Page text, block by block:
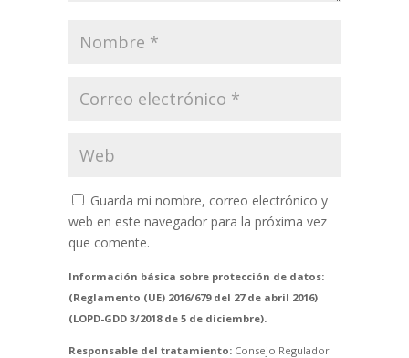
Guarda mi nombre, correo electrónico y
web en este navegador para la próxima vez
que comente.
Información básica sobre protección de datos:
(Reglamento (UE) 2016/679 del 27 de abril 2016)
(LOPD-GDD 3/2018 de 5 de diciembre).
Responsable del tratamiento:Consejo Regulador